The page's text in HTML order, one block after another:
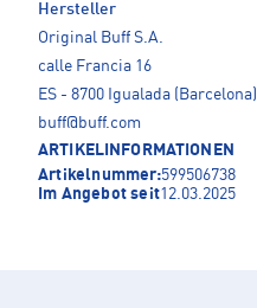
Hersteller
Original Buff S.A.
calle Francia 16
ES - 8700 Igualada (Barcelona)
buff@buff.com
ARTIKELINFORMATIONEN
Artikelnummer:599506738
Im Angebot seit12.03.2025